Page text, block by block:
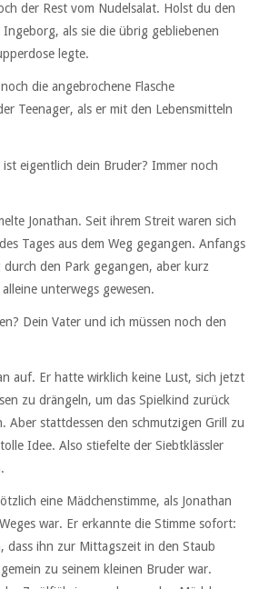
der Rest vom Nudelsalat. Holst du den
als sie die übrig gebliebenen
legte.
die angebrochene Flasche
Teenager, als er mit den Lebensmitteln
ist eigentlich dein Bruder? Immer noch
Jonathan. Seit ihrem Streit waren sich
Tages aus dem Weg gegangen. Anfangs
durch den Park gegangen, aber kurz
unterwegs gewesen.
Dein Vater und ich müssen noch den
auf. Er hatte wirklich keine Lust, sich jetzt
zu drängeln, um das Spielkind zurück
Aber stattdessen den schmutzigen Grill zu
Idee. Also stiefelte der Siebtklässler
eine Mädchenstimme, als Jonathan
war. Er erkannte die Stimme sofort:
dass ihn zur Mittagszeit in den Staub
zu seinem kleinen Bruder war.